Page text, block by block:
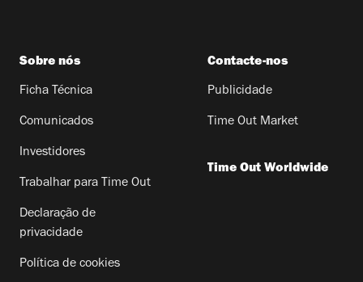
Sobre nós
Ficha Técnica
Comunicados
Investidores
Trabalhar para Time Out
Declaração de
privacidade
Política de cookies
Contacte-nos
Publicidade
Time Out Market
Time Out Worldwide